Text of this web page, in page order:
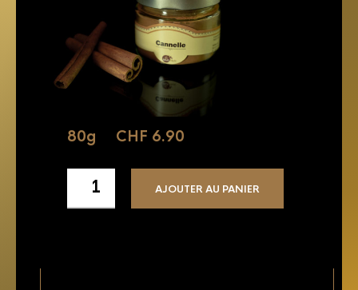
80g CHF 6.90
AJOUTER AU PANIER